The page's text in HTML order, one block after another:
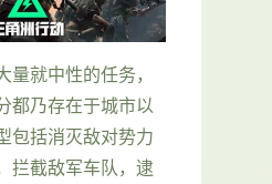
量就中性的任务，
都乃存在于城市以
包括消灭敌对势力
拦截敌军车队，逮